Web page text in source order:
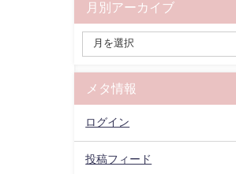
月別アーカイブ
メタ情報
ログイン
投稿フィード